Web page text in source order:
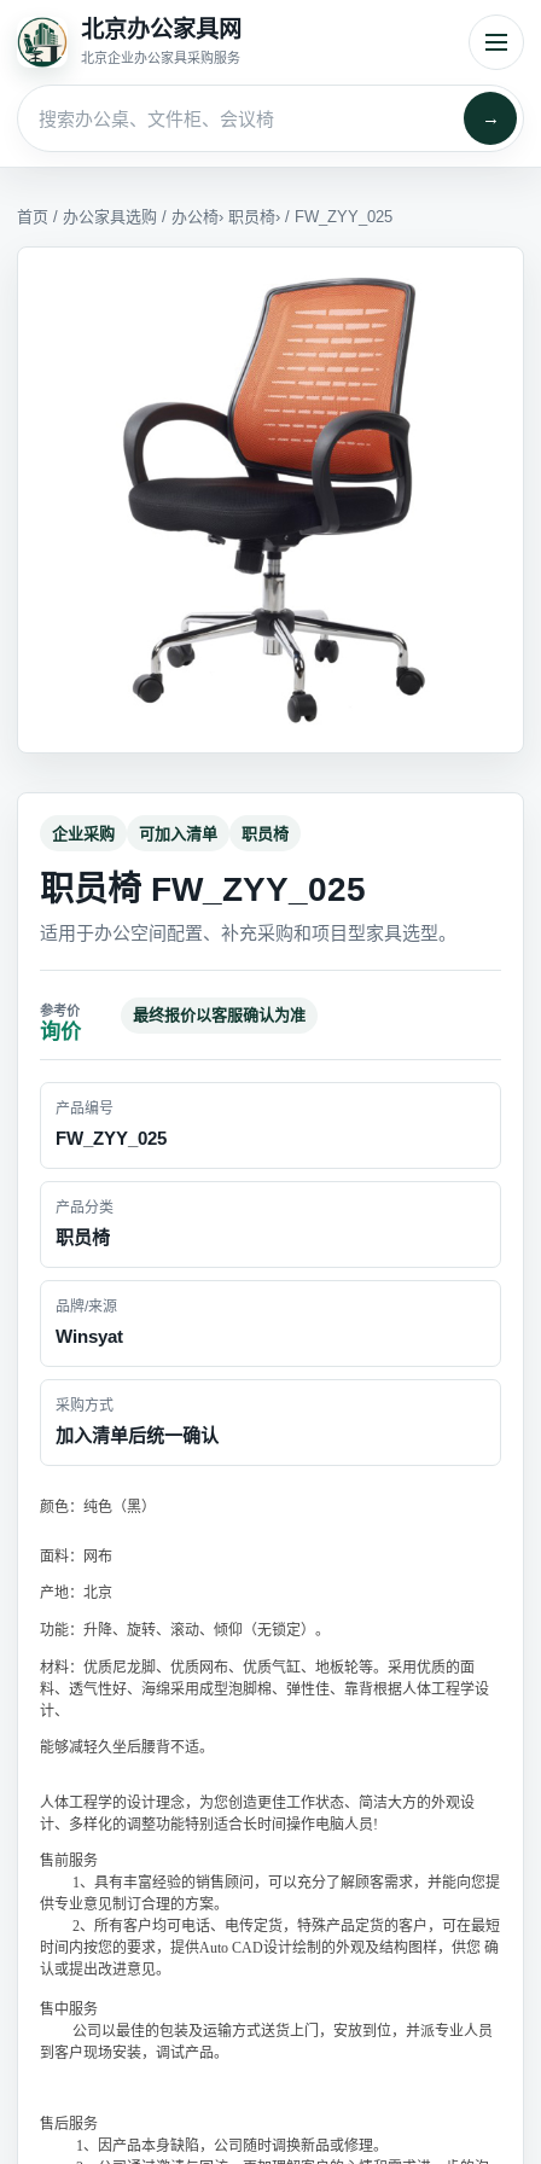
北京办公家具网
北京企业办公家具采购服务
→
首页 / 办公家具选购 / 办公椅› 职员椅› / FW_ZYY_025
企业采购 可加入清单 职员椅
职员椅 FW_ZYY_025
适用于办公空间配置、补充采购和项目型家具选型。
询价
最终报价以客服确认为准
产品编号
FW_ZYY_025
产品分类
职员椅
品牌/来源
Winsyat
采购方式
加入清单后统一确认
颜色：纯色（黑）
面料：网布
产地：北京
功能：升降、旋转、滚动、倾仰（无锁定）。
材料：优质尼龙脚、优质网布、优质气缸、地板轮等。采用优质的面
料、透气性好、海绵采用成型泡脚棉、弹性佳、靠背根据人体工程学设
计、
能够减轻久坐后腰背不适。
人体工程学的设计理念，为您创造更佳工作状态、简洁大方的外观设
计、多样化的调整功能特别适合长时间操作电脑人员!
售前服务
1、具有丰富经验的销售顾问，可以充分了解顾客需求，并能向您提
供专业意见制订合理的方案。
2、所有客户均可电话、电传定货，特殊产品定货的客户，可在最短
时间内按您的要求，提供Auto CAD设计绘制的外观及结构图样，供您 确
认或提出改进意见。
售中服务
公司以最佳的包装及运输方式送货上门，安放到位，并派专业人员
到客户现场安装，调试产品。
售后服务
1、因产品本身缺陷，公司随时调换新品或修理。